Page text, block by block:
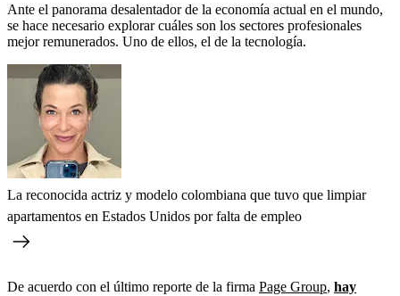
Ante el panorama desalentador de la economía actual en el mundo,
se hace necesario explorar cuáles son los sectores profesionales
mejor remunerados. Uno de ellos, el de la tecnología.
La reconocida actriz y modelo colombiana que tuvo que limpiar
apartamentos en Estados Unidos por falta de empleo
De acuerdo con el último reporte de la firma Page Group, hay